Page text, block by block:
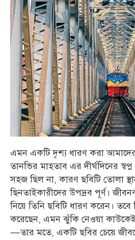
এমন একটি দৃশ্য ধারণ করা আমাদের
তানভির মাহতাব এর দীর্ঘদিনের
সহজ ছিল না, কারণ ছবিটি তোলা
ছিনতাইকারীদের উপদ্রব পূর্ণ।
নিয়ে তিনি ছবিটি ধারণ করেন। তবে
করেছেন, এমন ঝুঁকি নেওয়া কাউকেই
—তার মতে, একটি ছবির চেয়ে